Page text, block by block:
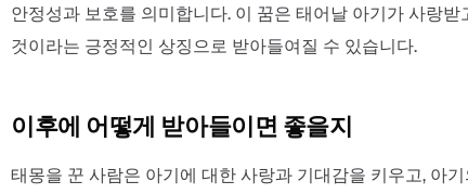
안정성과 보호를 의미합니다. 이 꿈은 태어날 아기가 사랑
것이라는 긍정적인 상징으로 받아들여질 수 있습니다.
이후에 어떻게 받아들이면 좋을지
태몽을 꾼 사람은 아기에 대한 사랑과 기대감을 키우고, 아